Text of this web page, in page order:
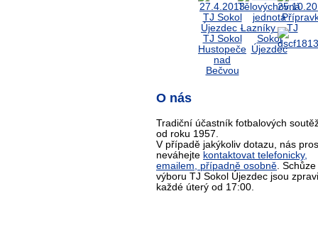
O nás
Tradiční účastník fotbalových
od roku 1957.
V případě jakýkoliv dotazu, nás
neváhejte kontaktovat telefonicky,
emailem, případně osobně. Schůze
výboru TJ Sokol Újezdec jsou
každé úterý od 17:00.